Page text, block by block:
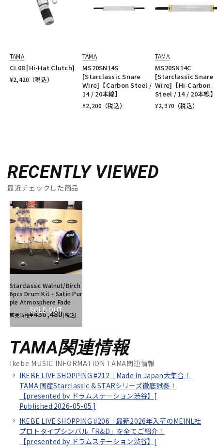
TAMA
CL08 [Hi-Hat Clutch]
¥2,420 （税込）
TAMA
MS20SN14S
[Starclassic Snare
Wire]【Carbon Steel /
14 / 20本線】
¥2,200 （税込）
TAMA
MS20SN14C
[Starclassic Snare
Wire]【Hi-Carbon
Steel / 14 / 20本線】
¥2,970 （税込）
RECENTLY VIEWED
最近チェックした商品
SOLD OUT
Starclassic Walnut/Birch
6pcs Drum Kit - Satin Pur
ple Atmosphere Fade
販売価格¥436,480(税込)
TAMA関連情報
Ikebe MUSIC INFORMATION TAMA関連情報
IKEBE LIVE SHOPPING #212｜Made in Japan大集合！
TAMA 国産Starclassic & STARシリーズ徹底試奏！
【presented by ドラムステーション渋谷】[
Published:2026-05-05 ]
IKEBE LIVE SHOPPING #206｜最新2026年入荷のMEINL社
プロトタイプシンバル「R&D」を全てご紹介！
【presented by ドラムステーション渋谷】[